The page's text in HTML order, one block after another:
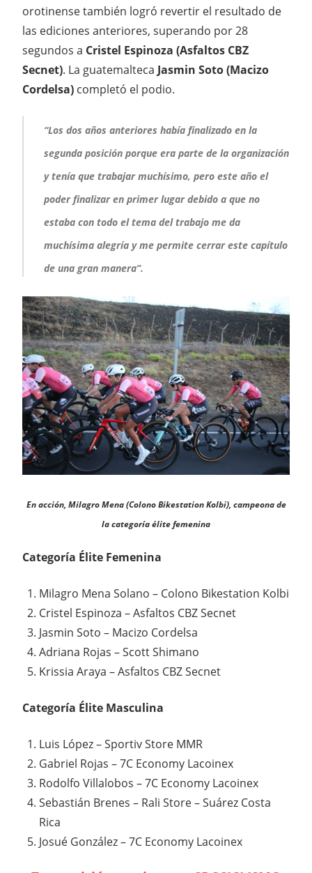
orotinense también logró revertir el resultado de
las ediciones anteriores, superando por 28
segundos a Cristel Espinoza (Asfaltos CBZ
Secnet). La guatemalteca Jasmin Soto (Macizo
Cordelsa) completó el podio.
“Los dos años anteriores había finalizado en la
segunda posición porque era parte de la organización
y tenía que trabajar muchísimo, pero este año el
poder finalizar en primer lugar debido a que no
estaba con todo el tema del trabajo me da
muchísima alegría y me permite cerrar este capítulo
de una gran manera”.
En acción, Milagro Mena (Colono Bikestation Kolbi), campeona de
la categoría élite femenina
Categoría Élite Femenina
Milagro Mena Solano – Colono Bikestation Kolbi
Cristel Espinoza – Asfaltos CBZ Secnet
Jasmin Soto – Macizo Cordelsa
Adriana Rojas – Scott Shimano
Krissia Araya – Asfaltos CBZ Secnet
Categoría Élite Masculina
Luis López – Sportiv Store MMR
Gabriel Rojas – 7C Economy Lacoinex
Rodolfo Villalobos – 7C Economy Lacoinex
Sebastián Brenes – Rali Store – Suárez Costa
Rica
Josué González – 7C Economy Lacoinex